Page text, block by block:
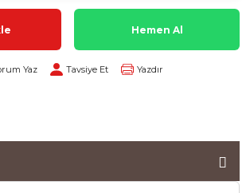
Hemen Al
Yaz Tavsiye Et Yazdır